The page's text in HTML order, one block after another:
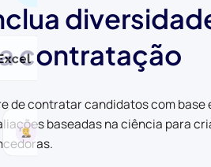
contratação
de contratar candidatos com base
baseadas na ciência para